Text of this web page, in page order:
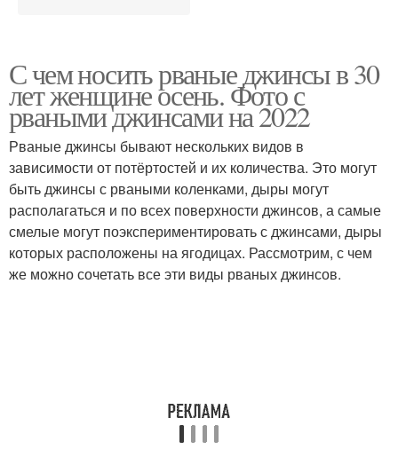
С чем носить рваные джинсы в 30
лет женщине осень. Фото с
рваными джинсами на 2022
Рваные джинсы бывают нескольких видов в
зависимости от потёртостей и их количества. Это могут
быть джинсы с рваными коленками, дыры могут
располагаться и по всех поверхности джинсов, а самые
смелые могут поэкспериментировать с джинсами, дыры
которых расположены на ягодицах. Рассмотрим, с чем
же можно сочетать все эти виды рваных джинсов.